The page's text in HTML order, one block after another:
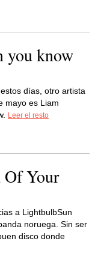
you know
días, otro artista
mayo es Liam
Leer el resto
Your
a LightbulbSun
noruega. Sin ser
disco donde